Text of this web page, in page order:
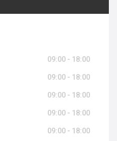
09:00 - 18:00
09:00 - 18:00
09:00 - 18:00
09:00 - 18:00
09:00 - 18:00